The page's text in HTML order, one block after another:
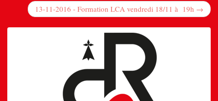
13-11-2016 - Formation LCA vendredi 18/11 à 19h →